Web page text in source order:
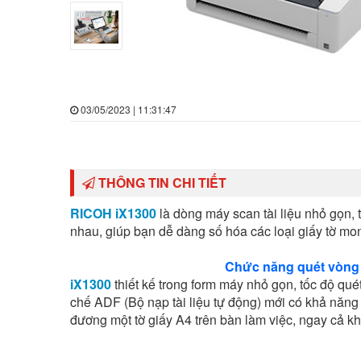
03/05/2023 | 11:31:47
THÔNG TIN CHI TIẾT
RICOH iX1300 là dòng máy scan tài liệu nhỏ
nhau, giúp bạn dễ dàng số hóa các loại giấy tờ
Chức năng quét
iX1300thiết kế trong form máy nhỏ gọn, tốc độ
chế ADF (Bộ nạp tài liệu tự động) mới có khả
đương một tờ giấy A4 trên bàn làm việc, ngay cả